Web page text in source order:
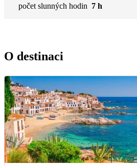
počet slunných hodin 7 h
O destinaci